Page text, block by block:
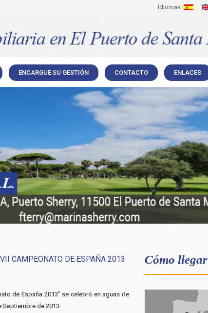
Idiomas:
ENCARGUE SU GESTIÓN CONTACTO ENLACES
CAMPEONATO DE ESPAÑA 2013
de España 2013" se celebró en aguas de
Septiembre de 2013.
Cómo llegar